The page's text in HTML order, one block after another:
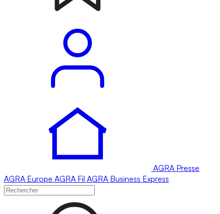
AGRA Presse
AGRA Europe AGRA Fil AGRA Business Express